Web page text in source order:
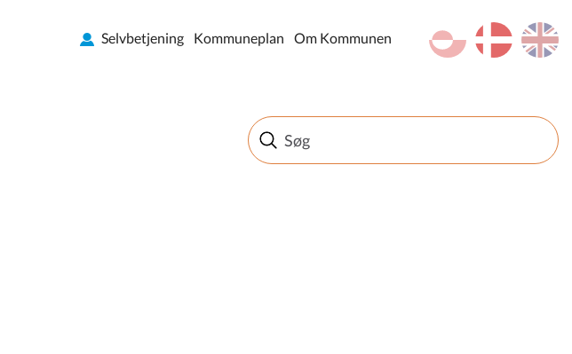
en
da
kl-GL
Selvbetjening Kommuneplan Om Kommunen